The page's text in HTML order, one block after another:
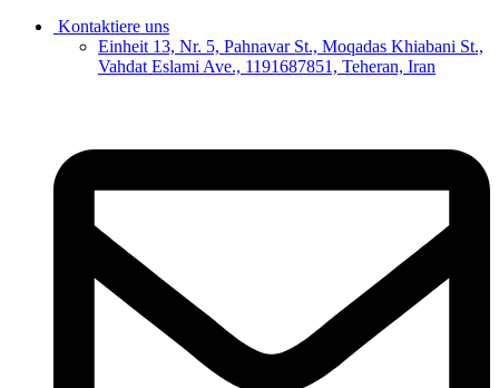
Kontaktiere uns
Einheit 13, Nr. 5, Pahnavar St., Moqadas Khiabani St.,
Vahdat Eslami Ave., 1191687851, Teheran, Iran